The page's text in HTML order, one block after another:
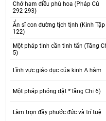
Chớ ham điều phù hoa (Pháp Cú
292-293)
Ẩn sĩ con đường tịch tịnh (Kinh Tập
122)
Một pháp tinh cần tinh tấn (Tăng
5)
Lĩnh vực giáo dục của kinh A hàm
Một pháp phóng dật *Tăng Chi 6)
Làm trọn đầy phước đức và trí tuệ